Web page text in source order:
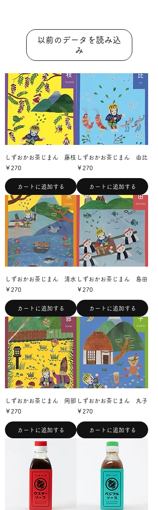
以前のデータを読み込
み
しずおかお茶じまん 藤枝
価格
￥270
カートに追加する
しずおかお茶じまん 由比
価格
￥270
カートに追加する
しずおかお茶じまん 清水
価格
￥270
カートに追加する
しずおかお茶じまん 島田
価格
￥270
カートに追加する
しずおかお茶じまん 岡部
価格
￥270
カートに追加する
しずおかお茶じまん 丸子
価格
￥270
カートに追加する